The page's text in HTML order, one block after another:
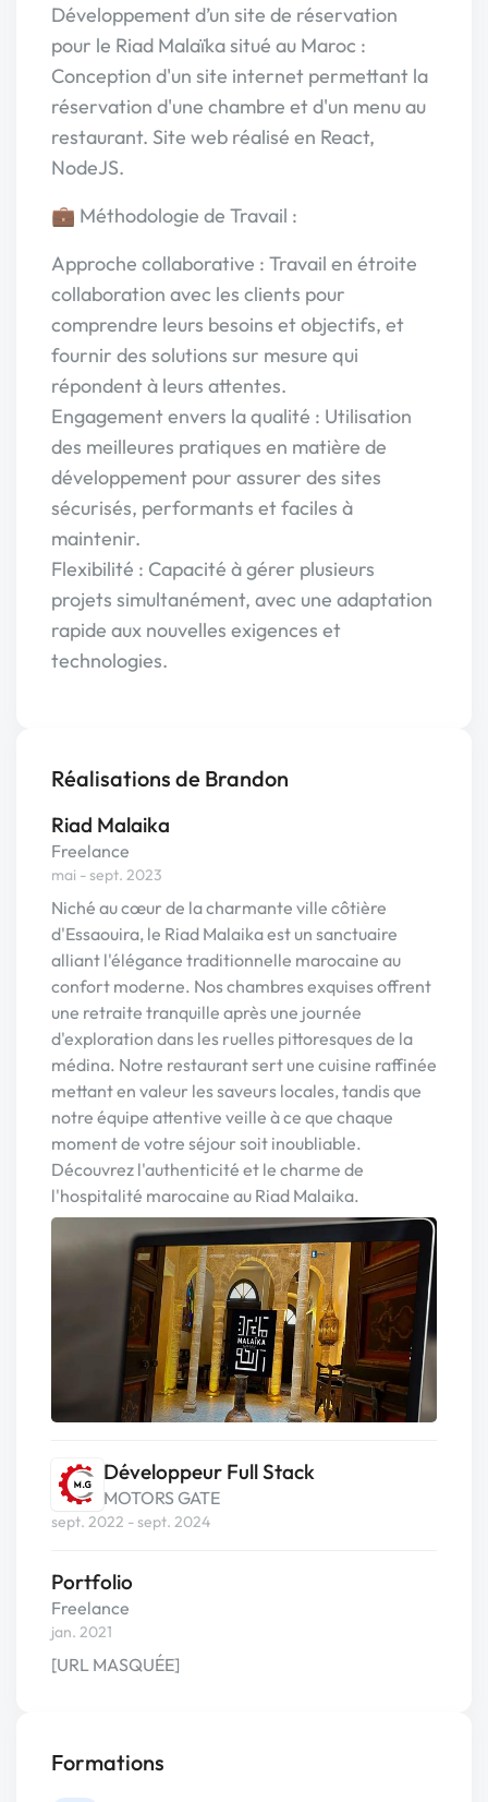
Développement d’un site de réservation
pour le Riad Malaïka situé au Maroc :
Conception d'un site internet permettant la
réservation d'une chambre et d'un menu au
restaurant. Site web réalisé en React,
NodeJS.
💼 Méthodologie de Travail :
Approche collaborative : Travail en étroite
collaboration avec les clients pour
comprendre leurs besoins et objectifs, et
fournir des solutions sur mesure qui
répondent à leurs attentes.
Engagement envers la qualité : Utilisation
des meilleures pratiques en matière de
développement pour assurer des sites
sécurisés, performants et faciles à
maintenir.
Flexibilité : Capacité à gérer plusieurs
projets simultanément, avec une adaptation
rapide aux nouvelles exigences et
technologies.
Réalisations de Brandon
Riad Malaika
Freelance
mai - sept. 2023
Niché au cœur de la charmante ville côtière
d'Essaouira, le Riad Malaika est un sanctuaire
alliant l'élégance traditionnelle marocaine au
confort moderne. Nos chambres exquises offrent
une retraite tranquille après une journée
d'exploration dans les ruelles pittoresques de la
médina. Notre restaurant sert une cuisine raffinée
mettant en valeur les saveurs locales, tandis que
notre équipe attentive veille à ce que chaque
moment de votre séjour soit inoubliable.
Découvrez l'authenticité et le charme de
l'hospitalité marocaine au Riad Malaika.
Développeur Full Stack
MOTORS GATE
sept. 2022 - sept. 2024
Portfolio
Freelance
jan. 2021
[URL MASQUÉE]
Formations